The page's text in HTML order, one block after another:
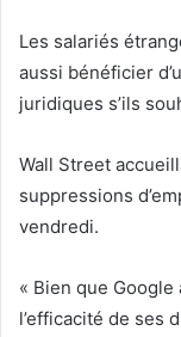
Les salariés
aussi bénéficier
juridiques s’ils
Wall Street
suppressions
vendredi.
« Bien que
l’efficacité de ses